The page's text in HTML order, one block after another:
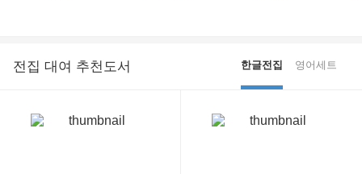
전집 대여 추천도서 한글전집 영어세트